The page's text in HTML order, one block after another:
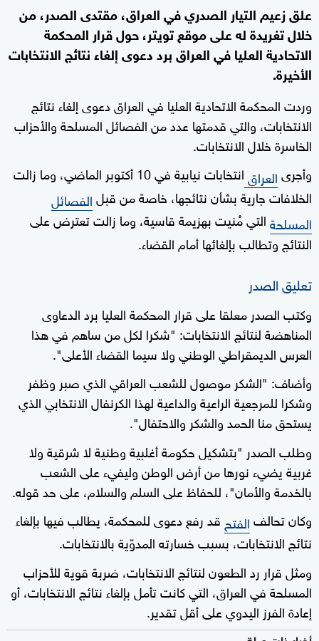
علق زعيم التيار الصدري في العراق، مقتدى الصدر، من
خلال تغريدة له على موقع تويتر، حول قرار المحكمة
الاتحادية العليا في العراق برد دعوى إلغاء نتائج الانتخابات
الأخيرة.
وردت المحكمة الاتحادية العليا في العراق دعوى إلغاء نتائج
الانتخابات، والتي قدمتها عدد من الفصائل المسلحة والأحزاب
الخاسرة خلال الانتخابات.
وأجرىالعراق
انتخابات نيابية في 10 أكتوبر الماضي، وما زالت
الخلافات جارية بشأن نتائجها، خاصة من قبلالفصائل
المسلحةالتي مُنيت بهزيمة قاسية، وما زالت تعترض على
النتائج وتطالب بإلغائها أمام القضاء.
تعليق الصدر
وكتب الصدر معلقا على قرار المحكمة العليا برد الدعاوى
المناهضة لنتائج الانتخابات: "شكرا لكل من ساهم في هذا
العرس الديمقراطي الوطني ولا سيما القضاء الأعلى".
وأضاف: "الشكر موصول للشعب العراقي الذي صبر وظفر
وشكرا للمرجعية الراعية والداعية لهذا الكرنفال الانتخابي الذي
يستحق منا الحمد والشكر والاحتفال".
وطلب الصدر "بتشكيل حكومة أغلبية وطنية لا شرقية ولا
غربية يضيء نورها من أرض الوطن وليفيء على الشعب
بالخدمة والأمان"، للحفاظ على السلم والسلام، على حد قوله.
وكان تحالفالفتحقد رفع دعوى للمحكمة، يطالب فيها بإلغاء
نتائج الانتخابات، بسبب خسارته المدوّية بالانتخابات.
ومثل قرار رد الطعون لنتائج الانتخابات، ضربة قوية للأحزاب
المسلحة في العراق، التي كانت تأمل بإلغاء نتائج الانتخابات، أو
إعادة الفرز اليدوي على أقل تقدير.